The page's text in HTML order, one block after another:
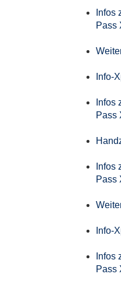
Infos
Pass
Info-
Infos
Pass
Infos
Pass
Info-
Infos
Pass